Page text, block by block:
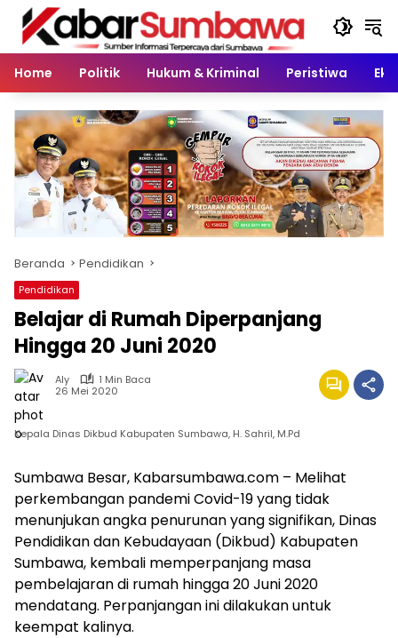
Langsung
konten
Home
Politik Hukum & Kriminal Peristiwa
Beranda Pendidikan
Pendidikan
Belajar di Rumah Diperpanjang
Hingga 20 Juni 2020
Aly
1 Min Baca
26 Mei 2020
Kepala Dinas Dikbud Kabupaten Sumbawa, H. Sahril, M.Pd
Sumbawa Besar, Kabarsumbawa.com – Melihat
perkembangan pandemi Covid-19 yang tidak
menunjukan angka penurunan yang signifikan, Dinas
Pendidikan dan Kebudayaan (Dikbud) Kabupaten
Sumbawa, kembali memperpanjang masa
pembelajaran di rumah hingga 20 Juni 2020
mendatang. Perpanjangan ini dilakukan untuk
keempat kalinya.